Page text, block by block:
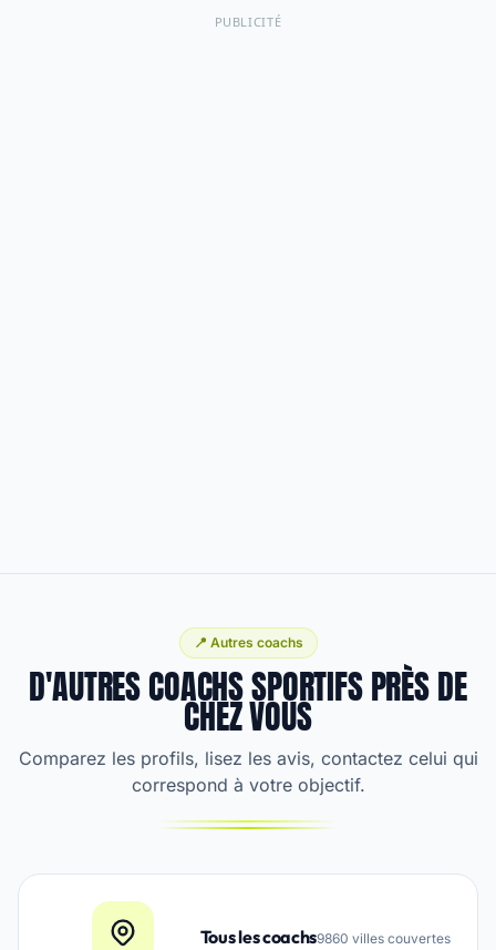
PUBLICITÉ
📍 Autres coachs
D'AUTRES COACHS SPORTIFS PRÈS DE
CHEZ VOUS
Comparez les profils, lisez les avis, contactez celui qui
correspond à votre objectif.
Tous les coachs9860 villes couvertes